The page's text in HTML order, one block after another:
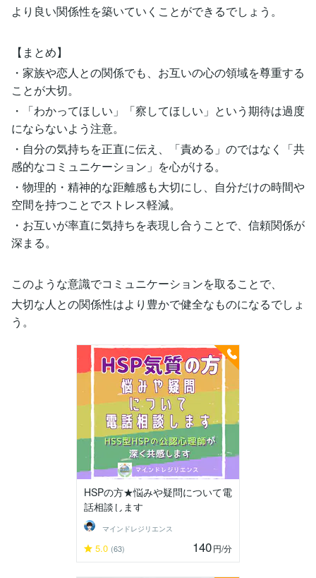
より良い関係性を築いていくことができるでしょう。
【まとめ】
・家族や恋人との関係でも、お互いの心の領域を尊重する
ことが大切。
・「わかってほしい」「察してほしい」という期待は過度
にならないよう注意。
・自分の気持ちを正直に伝え、「責める」のではなく「共
感的なコミュニケーション」を心がける。
・物理的・精神的な距離感も大切にし、自分だけの時間や
空間を持つことでストレス軽減。
・お互いが率直に気持ちを表現し合うことで、信頼関係が
深まる。
このような意識でコミュニケーションを取ることで、
大切な人との関係性はより豊かで健全なものになるでしょ
う。
HSPの方★悩みや疑問について電
話相談します
マインドレジリエンス
5.0 (63) 140円/分